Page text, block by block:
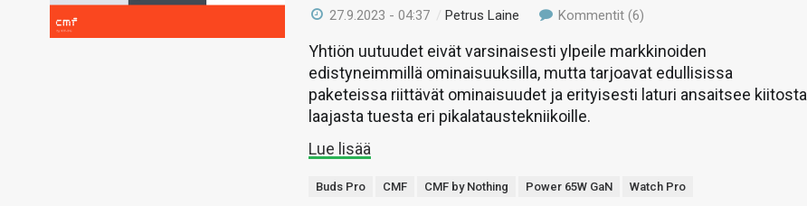
27.9.2023 - 04:37 /Petrus Laine Kommentit (6)
Yhtiön uutuudet eivät varsinaisesti ylpeile markkinoiden
edistyneimmillä ominaisuuksilla, mutta tarjoavat edullisissa
paketeissa riittävät ominaisuudet ja erityisesti laturi ansaitsee kiitosta
laajasta tuesta eri pikalataustekniikoille.
Lue lisää
Buds Pro CMF CMF by Nothing Power 65W GaN Watch Pro